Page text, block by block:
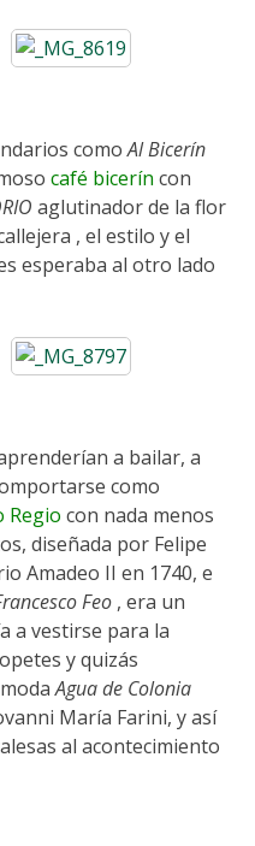
comoAl Bicerín
café bicerín con
aglutinador de la flor
, el estilo y el
esperaba al otro lado
a bailar, a
como
Regio con nada menos
diseñada por Felipe
Amadeo II en 1740, e
Feo , era un
a vestirse para la
y quizás
Agua de Colonia
María Farini, y así
al acontecimiento